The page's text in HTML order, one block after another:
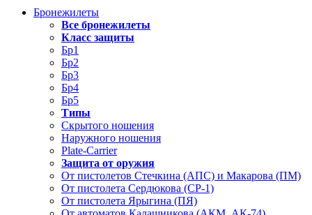
Бронежилеты
Все бронежилеты
Класс защиты
Бр1
Бр2
Бр3
Бр4
Бр5
Типы
Скрытого ношения
Наружного ношения
Plate-Carrier
Защита от оружия
От пистолетов Стечкина (АПС) и Макарова (ПМ)
От пистолета Сердюкова (СР-1)
От пистолета Ярыгина (ПЯ)